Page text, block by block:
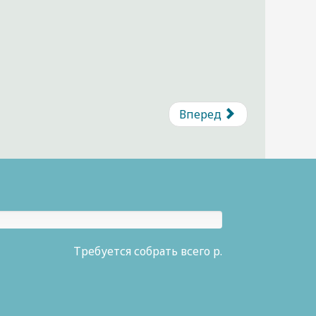
Вперед
Требуется собрать всего р.